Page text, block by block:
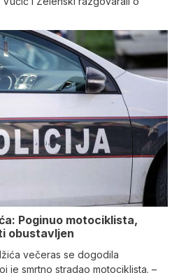
Poginuo motociklista,
obustavljen
večeras se dogodila
je smrtno stradao motociklista. –